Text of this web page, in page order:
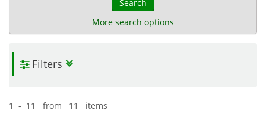
Search
More search options
Filters
1 - 11 from 11 items